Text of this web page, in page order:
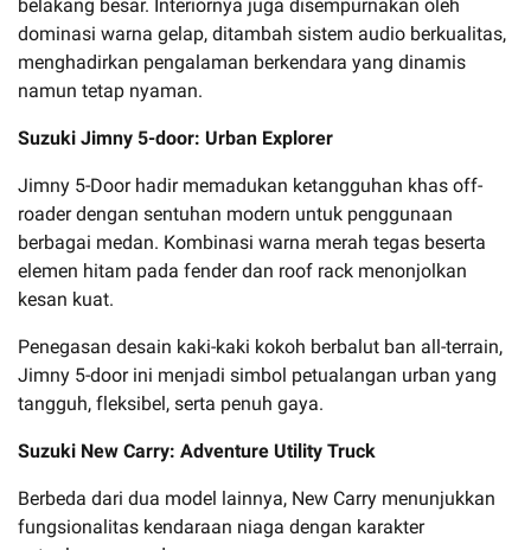
belakang besar. Interiornya juga disempurnakan oleh
dominasi warna gelap, ditambah sistem audio berkualitas,
menghadirkan pengalaman berkendara yang dinamis
namun tetap nyaman.
Suzuki Jimny 5-door: Urban Explorer
Jimny 5-Door hadir memadukan ketangguhan khas off-
roader dengan sentuhan modern untuk penggunaan
berbagai medan. Kombinasi warna merah tegas beserta
elemen hitam pada fender dan roof rack menonjolkan
kesan kuat.
Penegasan desain kaki-kaki kokoh berbalut ban all-terrain,
Jimny 5-door ini menjadi simbol petualangan urban yang
tangguh, fleksibel, serta penuh gaya.
Suzuki New Carry: Adventure Utility Truck
Berbeda dari dua model lainnya, New Carry menunjukkan
fungsionalitas kendaraan niaga dengan karakter